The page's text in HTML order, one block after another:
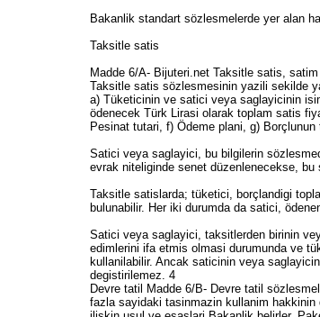
Bakanlik standart sözlesmelerde yer alan
Taksitle satis
Madde 6/A- Bijuteri.net Taksitle satis,
Taksitle satis sözlesmesinin yazili sekilde
a) Tüketicinin ve satici veya saglayicinin
ödenecek Türk Lirasi olarak toplam satis
Pesinat tutari, f) Ödeme plani, g)
Satici veya saglayici, bu bilgilerin
evrak niteliginde senet düzenlenecekse,
Taksitle satislarda; tüketici, borçlandigi
bulunabilir. Her iki durumda da satici,
Satici veya saglayici, taksitlerden birinin
edimlerini ifa etmis olmasi durumunda ve
kullanilabilir. Ancak saticinin veya
degistirilemez. 4
Devre tatil Madde 6/B- Devre tatil sözlesmeleri, en az üç yil süre için yapilan ve bu süre zarfinda yil içinde, belirli veya belirlenebilecek ve bir haftadan az olmayacak bir dönem için bir veya daha fazla sayidaki tasinmazin kullanim hakkinin devri ya da devri taahhüdünü içeren ve bir nüshasinin tüketiciye verilmesi zorunlu, yazili sözlesme ya da sözlesmeler grubudur. Devre tatil sözlesmelerine iliskin usul ve esaslari Bakanlik belirler. Paket tur Madde 6/C- Paket tur sözlesmeleri; ulastirma, konaklama ve bunlara yardimci sayilmayan diger turistik hizmetlerin en az ikisinin birlikte, her seyin dahil oldugu fiyatla satilan veya satis taahhüdü yapilan ve hizmeti yirmidört saatten uzun bir süreyi kapsayan veya gecelik konaklamayi içeren ve bir nüshasinin tüketiciye verilmesi zorunlu, önceden düzenlenmis yazili sözlesmelerdir. Paket tur sözlesmelerine iliskin usul ve esaslari Bakanlik belirler. Kampanyalı Satış Madde 7- Kampanyali satis, gazete, radyo, televizyon ilâni ve benzeri yollarla tüketiciye duyurularak düzenlenen kampanyalara istirakçi kabul edilmesi ve malin veya hizmetin daha sonra teslim veya ifa edilmesi suretiyle yapilan satimdir. Kampanyali satislar Bakanligin izni ile yapilir. Bakanlik hangi tür satislarin izne tabi olacagini, ön ödeme, taksit miktari, teslim süresi, üretici firma garantisi, yatirilacak teminat ile kampanyali satislarda uyulmasi gereken usul ve esaslari tespit eder. Ilan ve taahhüt edilen mal veya hizmetin teslimatinin veya ifasinin hiç ya da geregi gibi yapilmamasi durumunda, satici, saglayici, bayi, acente, imalatçi-üretici, ithalatçi ve 10 uncu maddenin besinci fikrasina göre kredi veren müteselsilen sorumludur. Tüketici kampanyadan ayrilmaya karar verdikten sonra kampanyayi düzenleyen, mal veya hizmetin tüketiciye teslim tarihini geçmemek sartiyla tüketicinin o ana kadar ödedigi tüm bedeli ödemekle yükümlüdür. Kampanyayi düzenleyen, kampanyali satislarda düzenlenecek yazili sözlesmede, 6/A maddesinin ikinci fikrasinda belirtilen bilgilere ek olarak "kampanya bitis tarihi" ve "mal veya hizmetin teslim veya yerine getirilme tarih ve sekli"ne iliskin bilgileri de içeren sözlesmenin bir nüshasini tüketiciye vermek zorundadir.